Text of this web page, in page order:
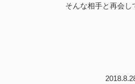
そんな相手と再会し